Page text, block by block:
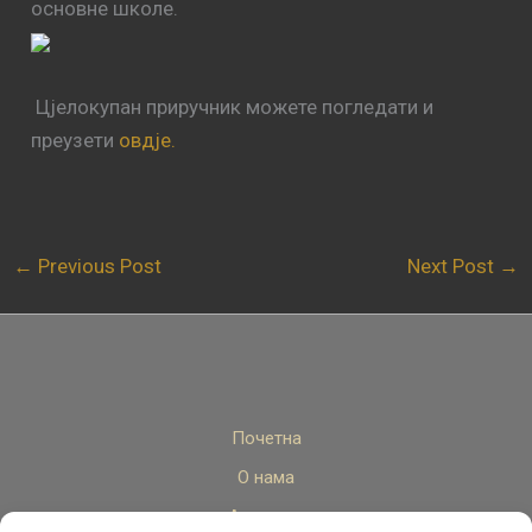
основне школе.
Цјелокупан приручник можете погледати и
преузети овдје.
← Previous Post Next Post →
Почетна
О нама
Актуелно